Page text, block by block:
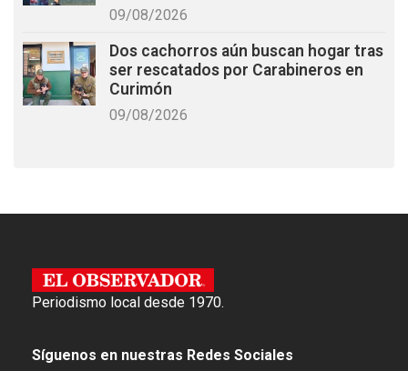
09/08/2026
Dos cachorros aún buscan hogar tras
ser rescatados por Carabineros en
Curimón
09/08/2026
Periodismo local desde 1970.
Síguenos en nuestras Redes Sociales